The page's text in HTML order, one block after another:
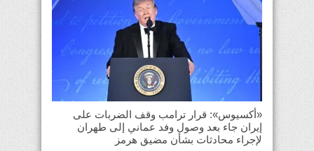
«أكسيوس»: قرار ترامب وقف الضربات على
إيران جاء بعد وصول وفد عماني إلى طهران
لإجراء محادثات بشأن مضيق هرمز